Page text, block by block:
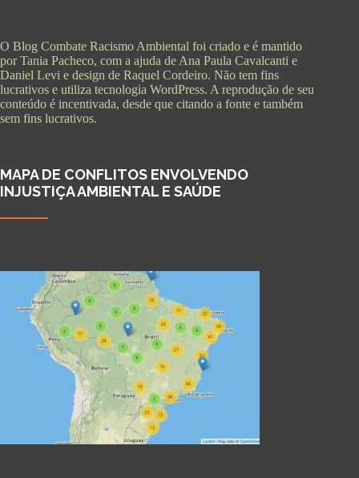
O Blog Combate Racismo Ambiental foi criado e é mantido
por Tania Pacheco, com a ajuda de Ana Paula Cavalcanti e
Daniel Levi e design de Raquel Cordeiro. Não tem fins
lucrativos e utiliza tecnologia WordPress. A reprodução de seu
conteúdo é incentivada, desde que citando a fonte e também
sem fins lucrativos.
MAPA DE CONFLITOS ENVOLVENDO
INJUSTIÇA AMBIENTAL E SAÚDE